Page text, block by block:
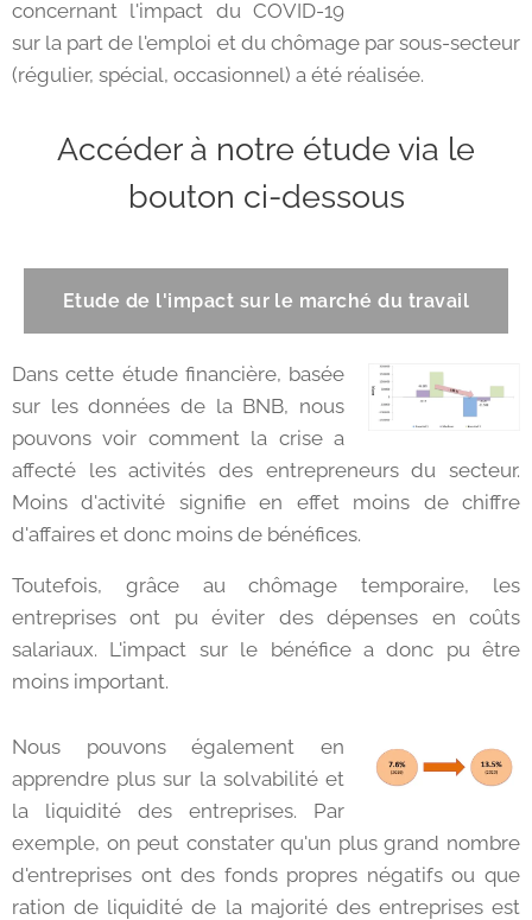
concernant l'impact du COVID-19
sur la part de l'emploi et du chômage par sous-secteur
(régulier, spécial, occasionnel) a été réalisée.
Accéder à notre étude via le
bouton ci-dessous
Etude de l'impact sur le marché du travail
Dans cette étude financière, basée
sur les données de la BNB, nous
pouvons voir comment la crise a
affecté les activités des entrepreneurs du secteur.
Moins d'activité signifie en effet moins de chiffre
d'affaires et donc moins de bénéfices.
Toutefois, grâce au chômage temporaire, les
entreprises ont pu éviter des dépenses en coûts
salariaux. L'impact sur le bénéfice a donc pu être
moins important.
Nous pouvons également en
apprendre plus sur la solvabilité et
la liquidité des entreprises. Par
exemple, on peut constater qu'un plus grand nombre
d'entreprises ont des fonds propres négatifs ou que
ration de liquidité de la majorité des entreprises est